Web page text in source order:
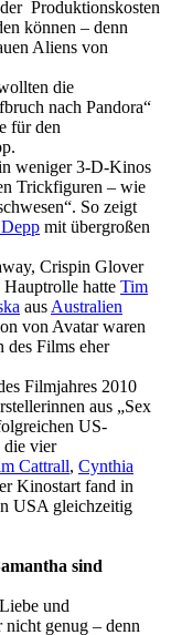
Produktionskosten
können – denn
Aliens von
die
nach Pandora“
für den
weniger 3-D-Kinos
Trickfiguren – wie
So zeigt
mit übergroßen
Crispin Glover
hatte Tim
aus Australien
von Avatar waren
des Films eher
Filmjahres 2010
aus „Sex
US-
die vier
Cattrall, Cynthia
Kinostart fand in
USA gleichzeitig
sind
und
genug – denn